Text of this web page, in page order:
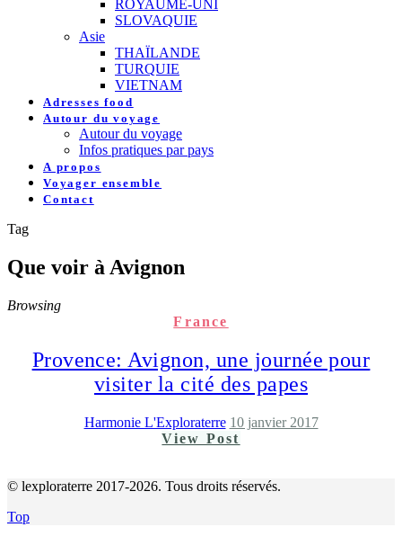
ROYAUME-UNI
SLOVAQUIE
Asie
THAÏLANDE
TURQUIE
VIETNAM
Adresses food
Autour du voyage
Autour du voyage
Infos pratiques par pays
A propos
Voyager ensemble
Contact
Tag
Que voir à Avignon
Browsing
France
Provence: Avignon, une journée pour
visiter la cité des papes
Harmonie L'Exploraterre 10 janvier 2017
View Post
© lexploraterre 2017-2026. Tous droits réservés.
Top